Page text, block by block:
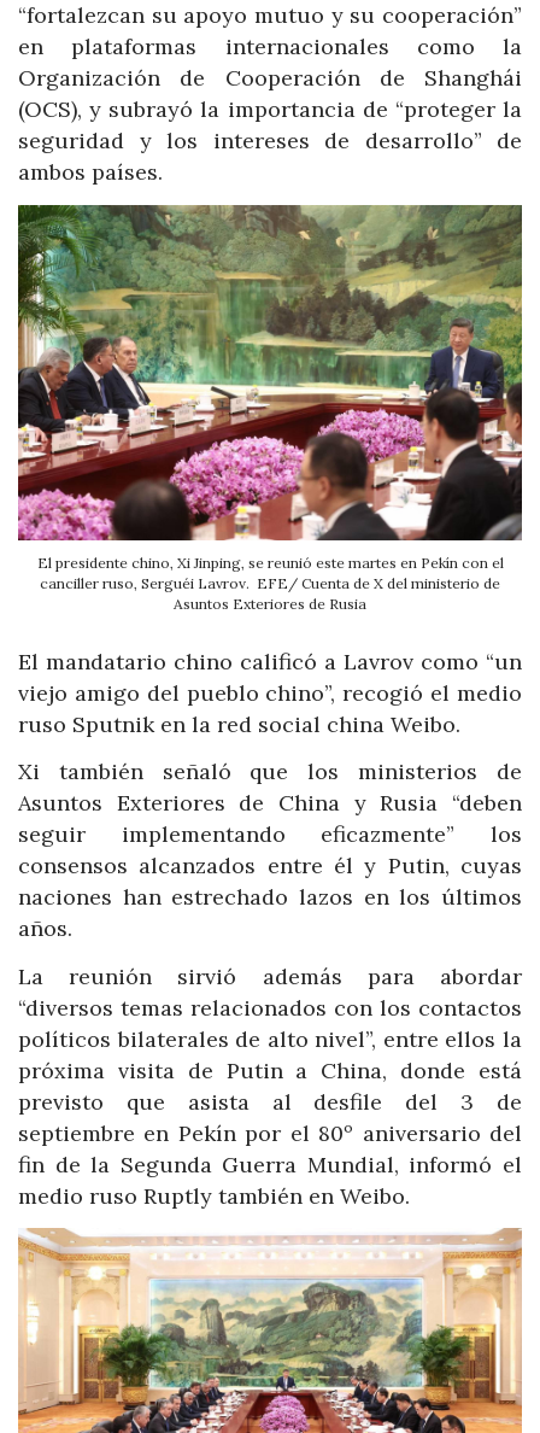
“fortalezcan su apoyo mutuo y su cooperación”
en plataformas internacionales como la
Organización de Cooperación de Shanghái
(OCS), y subrayó la importancia de “proteger la
seguridad y los intereses de desarrollo” de
ambos países.
El presidente chino, Xi Jinping, se reunió este martes en Pekín con el
canciller ruso, Serguéi Lavrov. EFE/ Cuenta de X del ministerio de
Asuntos Exteriores de Rusia
El mandatario chino calificó a Lavrov como “un
viejo amigo del pueblo chino”, recogió el medio
ruso Sputnik en la red social china Weibo.
Xi también señaló que los ministerios de
Asuntos Exteriores de China y Rusia “deben
seguir implementando eficazmente” los
consensos alcanzados entre él y Putin, cuyas
naciones han estrechado lazos en los últimos
años.
La reunión sirvió además para abordar
“diversos temas relacionados con los contactos
políticos bilaterales de alto nivel”, entre ellos la
próxima visita de Putin a China, donde está
previsto que asista al desfile del 3 de
septiembre en Pekín por el 80º aniversario del
fin de la Segunda Guerra Mundial, informó el
medio ruso Ruptly también en Weibo.